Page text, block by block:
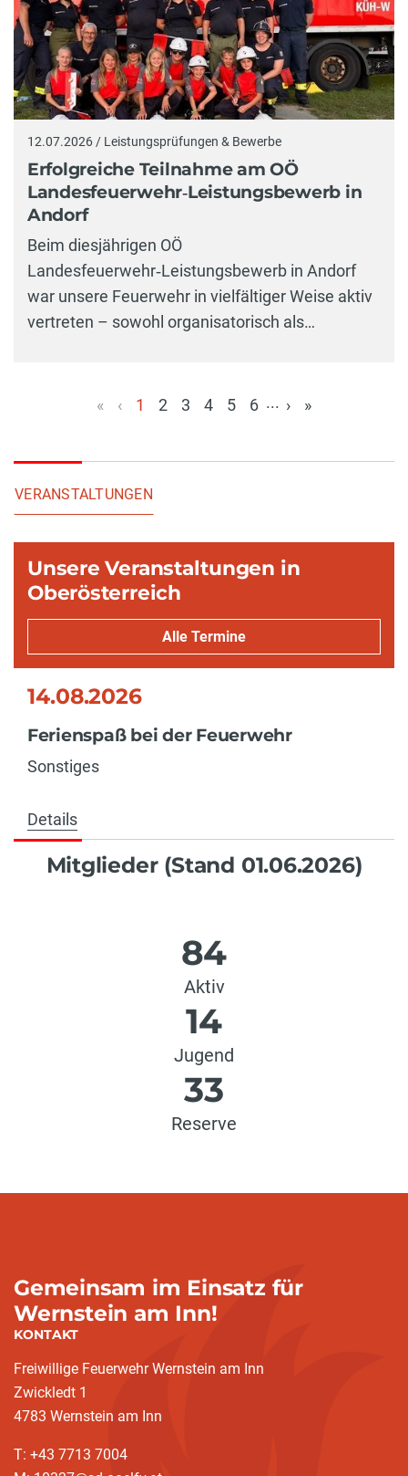
12.07.2026 / Leistungsprüfungen & Bewerbe
Erfolgreiche Teilnahme am OÖ
Landesfeuerwehr‑Leistungsbewerb in
Andorf
Beim diesjährigen OÖ
Landesfeuerwehr‑Leistungsbewerb in Andorf
war unsere Feuerwehr in vielfältiger Weise aktiv
vertreten – sowohl organisatorisch als…
« ‹
1
2 3 4 5 6 ... › »
VERANSTALTUNGEN
Unsere Veranstaltungen in
Oberösterreich
Alle Termine
14.08.2026
Ferienspaß bei der Feuerwehr
Sonstiges
Details
Mitglieder (Stand 01.06.2026)
84
Aktiv
14
Jugend
33
Reserve
Gemeinsam im Einsatz für
Wernstein am Inn!
KONTAKT
Freiwillige Feuerwehr Wernstein am Inn
Zwickledt 1
4783 Wernstein am Inn
T: +43 7713 7004